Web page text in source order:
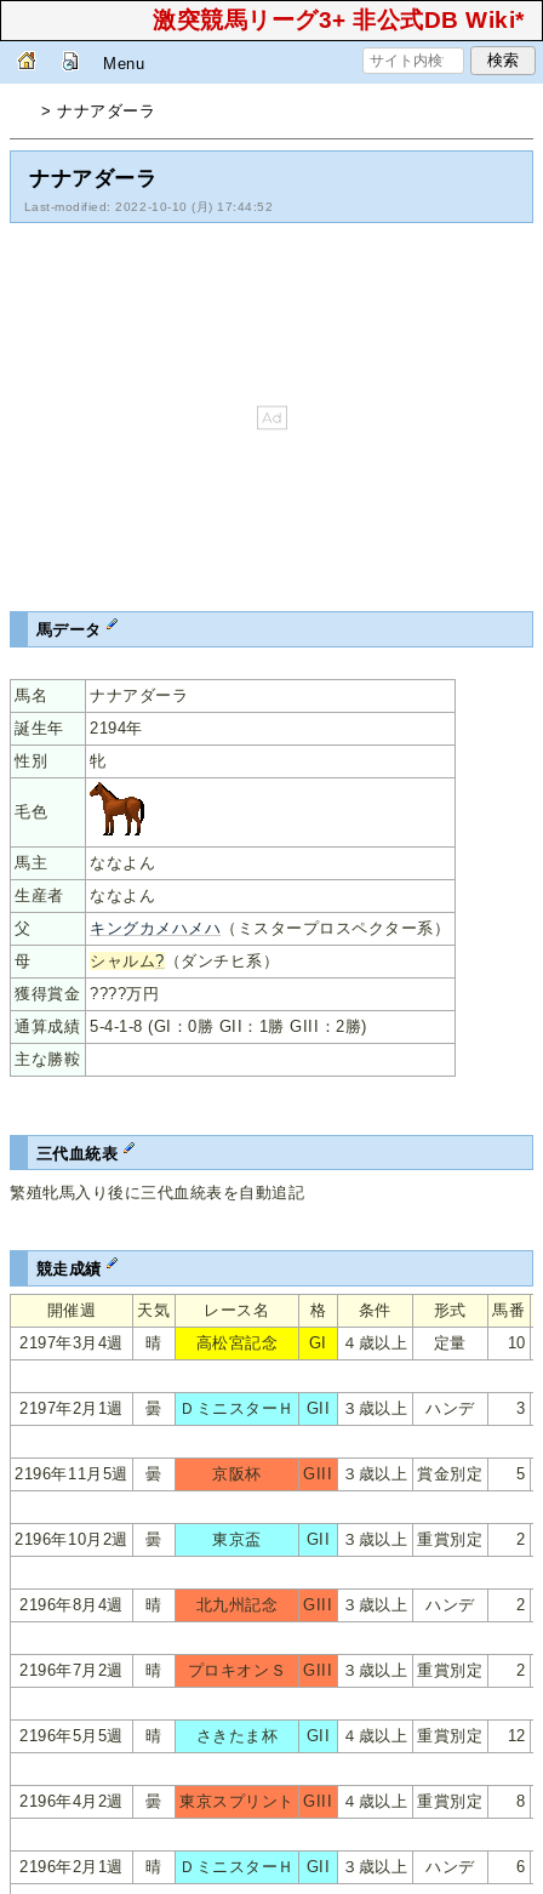
激突競馬リーグ3+ 非公式DB Wiki*
Menu
> ナナアダーラ
ナナアダーラ
Last-modified: 2022-10-10 (月) 17:44:52
馬データ
馬名
ナナアダーラ
誕生年
2194年
性別
牝
毛色
馬主
ななよん
生産者
ななよん
父
キングカメハメハ （ミスタープロスペクター系）
母
シャルム? （ダンチヒ系）
獲得賞金 ????万円
通算成績 5-4-1-8 (GI：0勝 GII：1勝 GIII：2勝)
主な勝鞍
三代血統表
繁殖牝馬入り後に三代血統表を自動追記
競走成績
開催週 天気 レース名 格 条件 形式 馬番
2197年3月4週
晴 高松宮記念 GI ４歳以上 定量 10
2197年2月1週 曇 ＤミニスターＨ GII ３歳以上 ハンデ 3
2196年11月5週 曇 京阪杯 GIII ３歳以上 賞金別定 5
2196年10月2週 曇 東京盃 GII ３歳以上 重賞別定 2
2196年8月4週 晴 北九州記念 GIII ３歳以上 ハンデ 2
2196年7月2週 晴 プロキオンＳ GIII ３歳以上 重賞別定 2
2196年5月5週 晴 さきたま杯 GII ４歳以上 重賞別定 12
2196年4月2週 曇 東京スプリント GIII ４歳以上 重賞別定 8
2196年2月1週 晴 ＤミニスターＨ GII ３歳以上 ハンデ 6